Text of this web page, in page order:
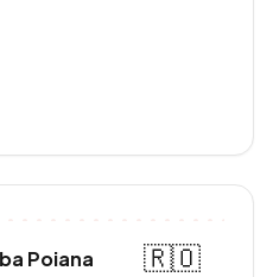
Poiana
🇷🇴